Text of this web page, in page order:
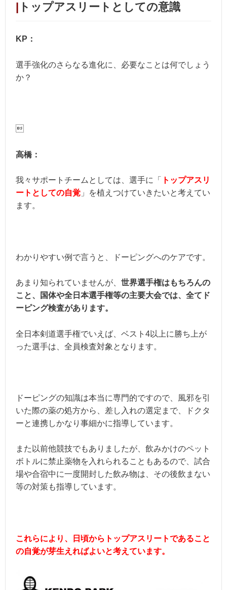
トップアスリートとしての意識
KP：
選手強化のさらなる進化に、必要なことは何でしょう
か？

高橋：
我々サポートチームとしては、選手に「
トップアスリ
ートとしての自覚 」を植えつけていきたいと考えてい
ます。
わかりやすい例で言うと、ドーピングへのケアです。
あまり知られていませんが、 世界選手権はもちろんの
こと、
国体や全日本選手権等の主要大会では、全てド
ーピング検査があります。
全日本剣道選手権でいえば、ベスト4以上に勝ち上が
った選手は、全員検査対象となります。
ドーピングの知識は本当に専門的ですので、風邪を引
いた際の薬の処方から、差し入れの選定まで、ドクタ
ーと連携しかなり事細かに指導しています。
また以前他競技でもありましたが、飲みかけのペット
ボトルに禁止薬物を入れられることもあるので、試合
場や合宿中に一度開封した飲み物は、その後飲まない
等の対策も指導しています。
これらにより、日頃からトップアスリートであること
の自覚が芽生えればよいと考えています。